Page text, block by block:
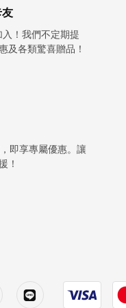
！我們不定期提
及各類驚喜贈品！
即享專屬優惠。讓
！